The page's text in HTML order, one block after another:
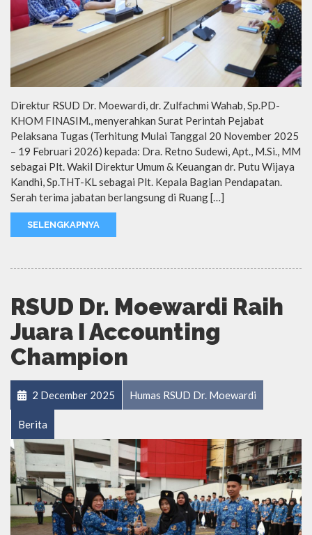
Direktur RSUD Dr. Moewardi, dr. Zulfachmi Wahab, Sp.PD-
KHOM FINASIM., menyerahkan Surat Perintah Pejabat
Pelaksana Tugas (Terhitung Mulai Tanggal 20 November 2025
– 19 Februari 2026) kepada: Dra. Retno Sudewi, Apt., M.Si., MM
sebagai Plt. Wakil Direktur Umum & Keuangan dr. Putu Wijaya
Kandhi, Sp.THT-KL sebagai Plt. Kepala Bagian Pendapatan.
Serah terima jabatan berlangsung di Ruang […]
SELENGKAPNYA
RSUD Dr. Moewardi Raih
Juara I Accounting
Champion
2 December 2025 Humas RSUD Dr. Moewardi
Berita